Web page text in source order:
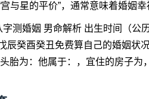
与星的平价”，通常意味着婚姻幸
测婚姻 男命解析 出生时间（公
辰癸酉癸丑免费算自己的婚姻状
胎为：他属于：，宜住的房子为